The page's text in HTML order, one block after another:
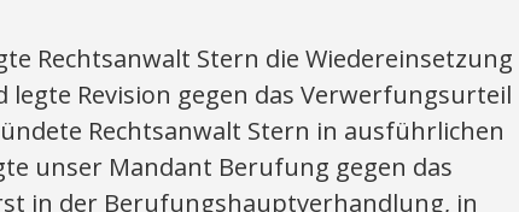
Rechtsanwalt Stern die Wiedereinsetzung
Revision gegen das Verwerfungsurteil
Rechtsanwalt Stern in ausführlichen
unser Mandant Berufung gegen das
in der Berufungshauptverhandlung, in